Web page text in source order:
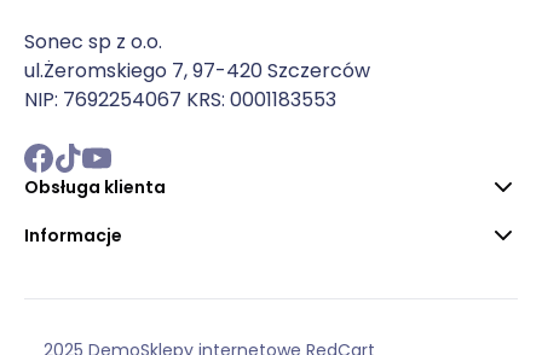
Sonec sp z o.o.
ul.Żeromskiego 7, 97-420 Szczerców
NIP: 7692254067 KRS: 0001183553
Obsługa klienta
Informacje